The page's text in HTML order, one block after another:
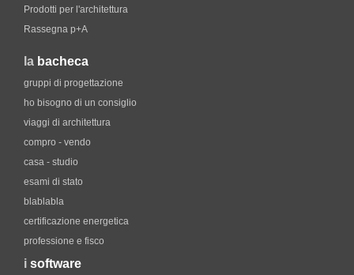
Prodotti per l'architettura
Rassegna p+A
la bacheca
gruppi di progettazione
ho bisogno di un consiglio
viaggi di architettura
compro - vendo
casa - studio
esami di stato
blablabla
certificazione energetica
professione e fisco
i software